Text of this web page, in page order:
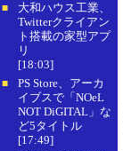
■
大和ハウス工業、
Twitterクライアン
ト搭載の家型アプ
リ
[18:03]
■
PS Store、アーカ
イブスで「NOeL
NOT DiGITAL」な
ど5タイトル
[17:49]